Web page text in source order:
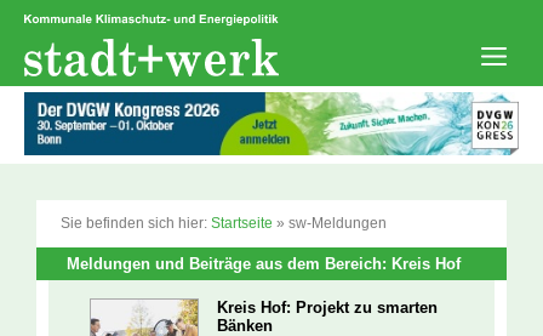
Zum
springen
Sie befinden sich hier: Startseite » sw-Meldungen
Meldungen und Beiträge aus dem Bereich: Kreis Hof
Kreis Hof: Projekt zu smarten
Bänken